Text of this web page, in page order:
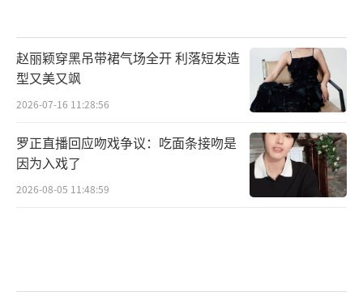
赵丽颖穿黑吊带裙气场全开 利落短发造
型又美又飒
2026-07-16 11:28:56
罗正直播回应吻戏争议：吃面条接吻是
因为入戏了
2026-08-05 11:48:59